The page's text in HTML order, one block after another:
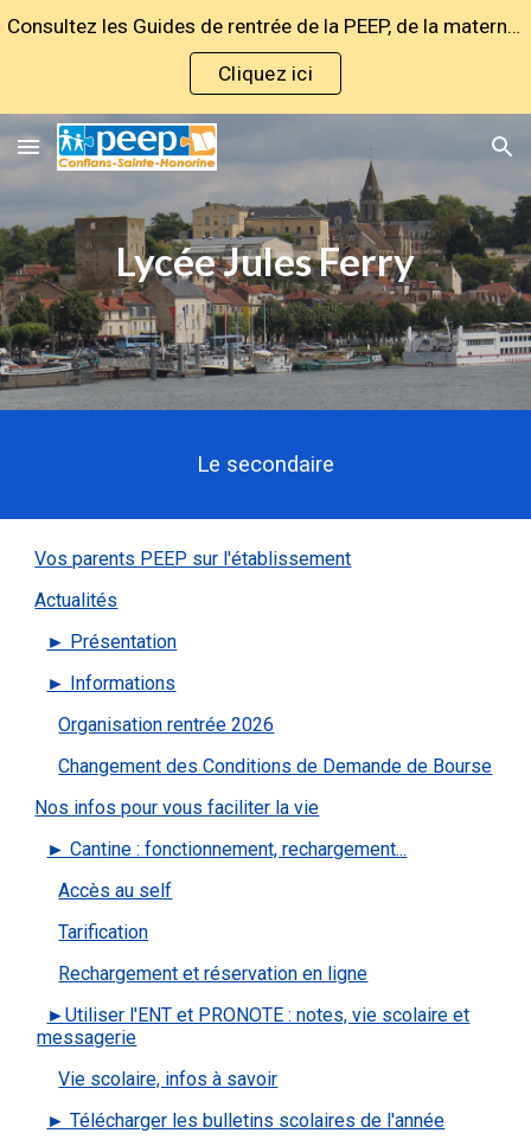
Consultez les Guides de rentrée de la PEEP, de la maternelle au lycée !
Cliquez ici
Lycée Jules Ferry
Le secondaire
Vos parents PEEP sur l'établissement
Actualités
► Présentation
► Informations
Organisation rentrée 2026
Changement des Conditions de Demande de Bourse
Nos infos pour vous faciliter la vie
► Cantine : fonctionnement, rechargement...
Accès au self
Tarification
Rechargement et réservation en ligne
►Utiliser l'ENT et PRONOTE : notes, vie scolaire et
messagerie
Vie scolaire, infos à savoir
► Télécharger les bulletins scolaires de l'année